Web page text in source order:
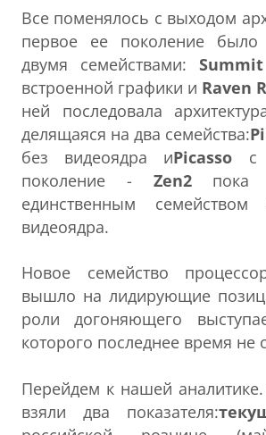
Все поменялось с выходом
первое ее поколение было
двумя семействами:
встроенной графики и Raven
ней последовала
делящаяся на два семейства:
без видеоядра иPicasso с
поколение - Zen2пока
единственным семейством
видеоядра.
Новое семейство
вышло на лидирующие
роли догоняющего
которого последнее время
Перейдем к нашей
взяли два показателя: